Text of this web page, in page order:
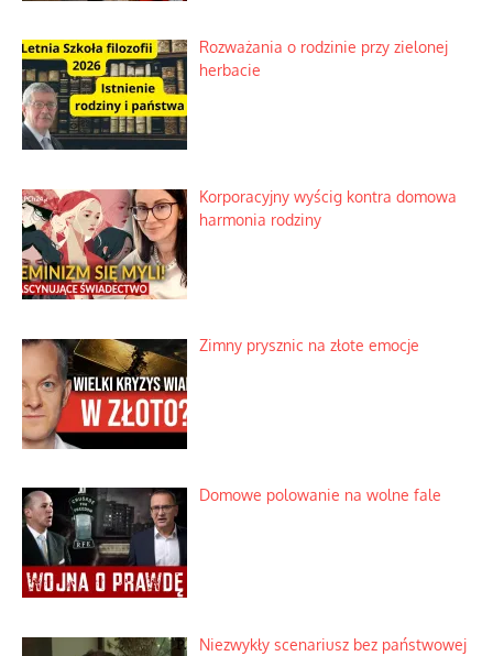
Rozważania o rodzinie przy zielonej
herbacie
Korporacyjny wyścig kontra domowa
harmonia rodziny
Zimny prysznic na złote emocje
Domowe polowanie na wolne fale
Niezwykły scenariusz bez państwowej